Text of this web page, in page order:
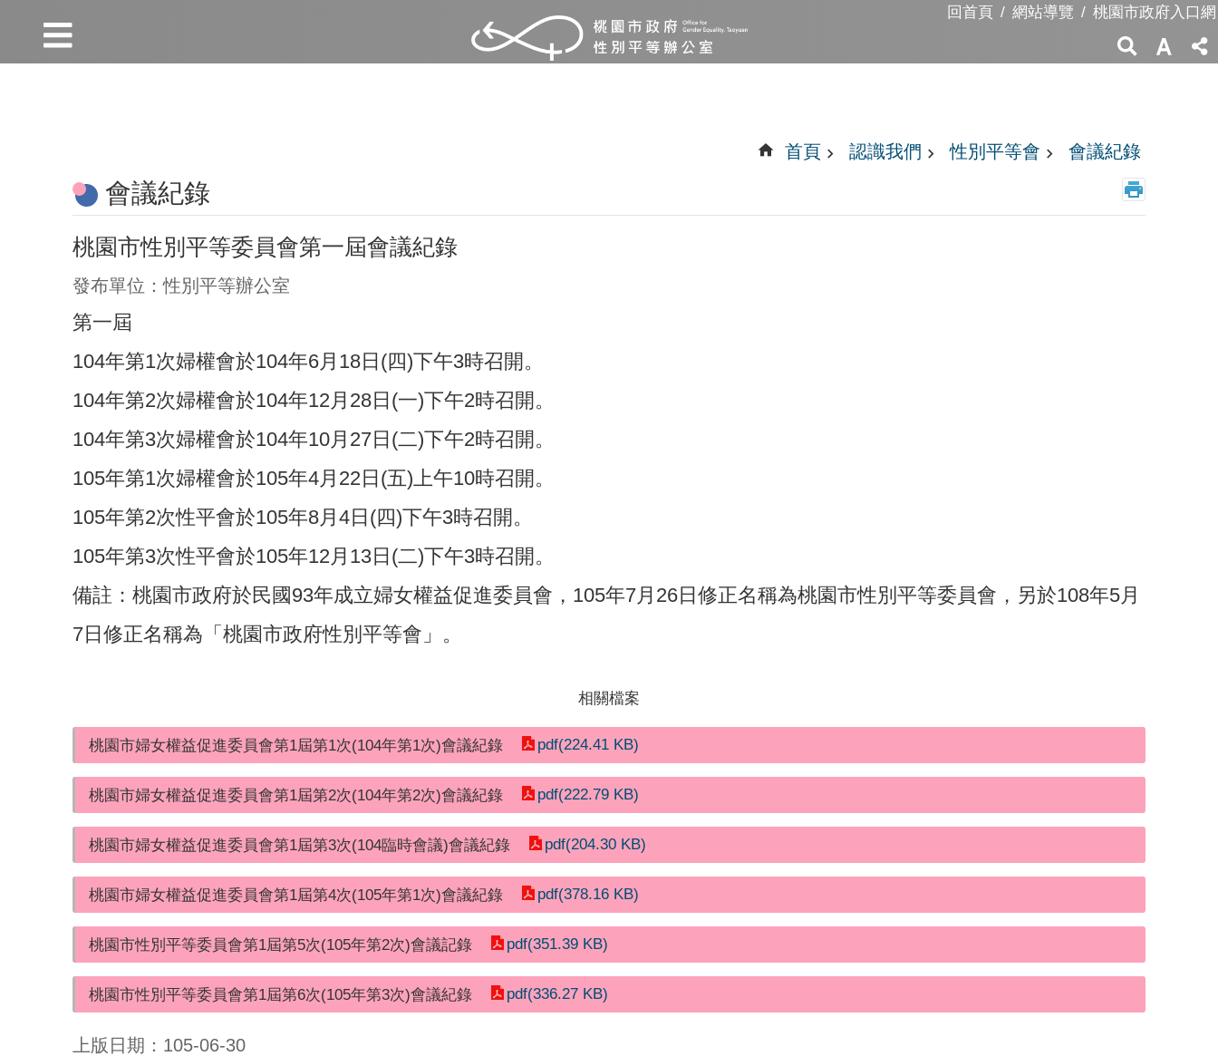
回首頁 網站導覽 桃園市政府入口網
首頁 認識我們 性別平等會 會議紀錄
會議紀錄
桃園市性別平等委員會第一屆會議紀錄
發布單位：性別平等辦公室
第一屆
104年第1次婦權會於104年6月18日(四)下午3時召開。
104年第2次婦權會於104年12月28日(一)下午2時召開。
104年第3次婦權會於104年10月27日(二)下午2時召開。
105年第1次婦權會於105年4月22日(五)上午10時召開。
105年第2次性平會於105年8月4日(四)下午3時召開。
105年第3次性平會於105年12月13日(二)下午3時召開。
備註：桃園市政府於民國93年成立婦女權益促進委員會，105年7月26日修正名稱為桃園市性別平等委員會，另於108年5月
7日修正名稱為「桃園市政府性別平等會」。
相關檔案
桃園市婦女權益促進委員會第1屆第1次(104年第1次)會議紀錄 pdf(224.41 KB)
桃園市婦女權益促進委員會第1屆第2次(104年第2次)會議紀錄 pdf(222.79 KB)
桃園市婦女權益促進委員會第1屆第3次(104臨時會議)會議紀錄 pdf(204.30 KB)
桃園市婦女權益促進委員會第1屆第4次(105年第1次)會議紀錄 pdf(378.16 KB)
桃園市性別平等委員會第1屆第5次(105年第2次)會議記錄 pdf(351.39 KB)
桃園市性別平等委員會第1屆第6次(105年第3次)會議紀錄 pdf(336.27 KB)
上版日期：105-06-30